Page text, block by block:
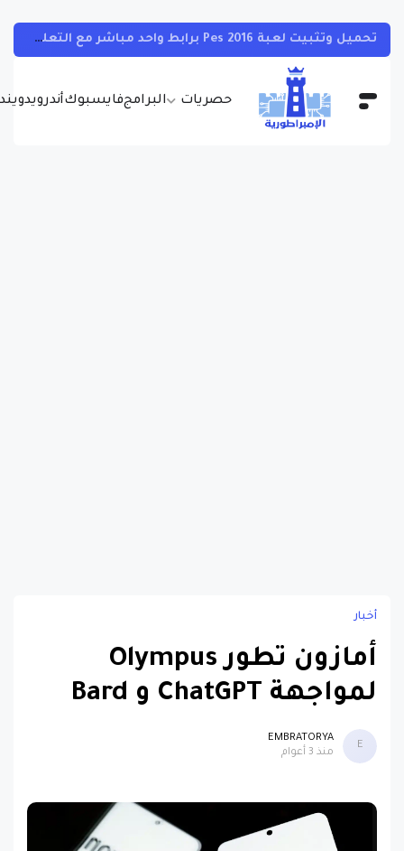
حصريات البرامجفايسبوكأندرويد
تحميل وتثبيت لعبة Pes 2016 برابط واحد مباشر مع التعليق العربي
أخبار
أمازون تطور Olympus
لمواجهة ChatGPT و Bard
E
EMBRATORYA
منذ 3 أعوام